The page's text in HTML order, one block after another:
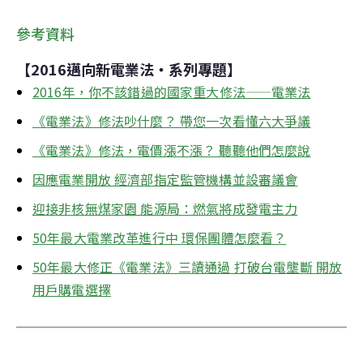
參考資料
【2016邁向新電業法‧系列專題】
2016年，你不該錯過的國家重大修法——電業法
《電業法》修法吵什麼？ 帶您一次看懂六大爭議
《電業法》修法，電價漲不漲？ 聽聽他們怎麼說
因應電業開放 經濟部指定監管機構並設審議會
迎接非核無煤家園 能源局：燃氣將成發電主力
50年最大電業改革進行中 環保團體怎麼看？
50年最大修正《電業法》三讀通過 打破台電壟斷 開放
用戶購電選擇